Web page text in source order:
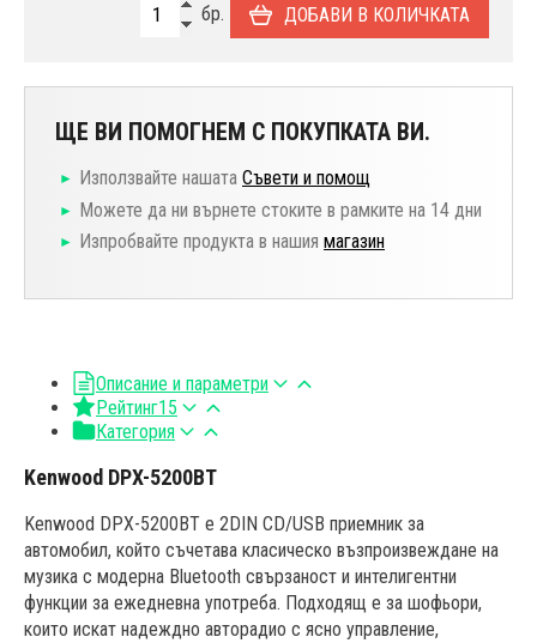
бр. ДОБАВИ В КОЛИЧКАТА
ЩЕ ВИ ПОМОГНЕМ С ПОКУПКАТА ВИ.
Използвайте нашата Съвети и помощ
Можете да ни върнете стоките в рамките на 14 дни
Изпробвайте продукта в нашия магазин
Описание и параметри
Рейтинг15
Категория
Kenwood DPX-5200BT
Kenwood DPX-5200BT е 2DIN CD/USB приемник за
автомобил, който съчетава класическо възпроизвеждане на
музика с модерна Bluetooth свързаност и интелигентни
функции за ежедневна употреба. Подходящ е за шофьори,
които искат надеждно авторадио с ясно управление,